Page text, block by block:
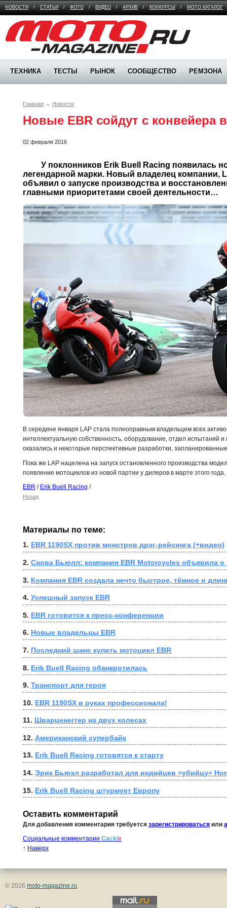
НОВОСТИ / СТАТЬИ / ФОТО / ВИДЕО / АРХИВ / КОНКУРСЫ / МОТО КАТАЛОГ
Moto Magazine
ТЕХНИКА ТЕСТЫ РЫНОК СООБЩЕСТВО РЕМЗОНА
Главная → Новости
Новые EBR сойдут с конвейера
02 февраля 2016
легендарной марки. Новый владелец компании,
объявил о запуске производства и
В середине января LAP стала полноправным владельцем всех
интеллектуальную собственность, оборудование, отдел испытаний
оказались и некоторые перспективные разработки,
Пока же LAP нацелена на запуск остановленного производства
появление мотоциклов из новой партии у дилеров в марте этого года.
EBR / Erik Buell Racing /
Назад
Материалы по теме:
1. EBR 1190SX против монстров дрэг-рейсинга (+видео)
2. Снова Бьюлл: компания EBR Motorcycles объявила о
3. Компания EBR создала нечто быстрое, тёмное и
4. Успешный запуск EBR
5. EBR готовится к пресс-конференции
6. Новые владельцы EBR
7. Последний шанс купить мотоцикл EBR
8. Erik Buell Racing обанкротилась
9. Транспорт для героя
10. EBR 1190SX в руках профессионала!
11. Шварценеггер на двух колесах
12. Американский супербайк
13. Erik Buell Racing готовятся к старту
14. Эрик Бьюэл разработал для индийцев «убийцу»
15. Erik Buell Racing штурмует Европу
Оставить комментарий
Для добавления комментария требуется зарегистрироваться или
Социальные комментарии Cackl e
↑ Наверх
© 2026 moto-magazine.ru.